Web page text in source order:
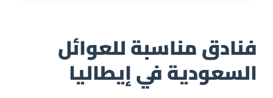
فنادق مناسبة للعوائل
السعودية في إيطاليا